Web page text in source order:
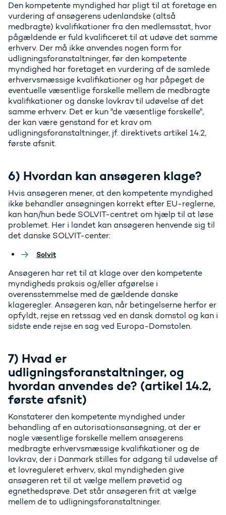
Den kompetente myndighed har pligt til at foretage en
vurdering af ansøgerens udenlandske (altså
medbragte) kvalifikationer fra den medlemsstat, hvor
pågældende er fuld kvalificeret til at udøve det samme
erhverv. Der må ikke anvendes nogen form for
udligningsforanstaltninger, før den kompetente
myndighed har foretaget en vurdering af de samlede
erhvervsmæssige kvalifikationer og har påpeget de
eventuelle væsentlige forskelle mellem de medbragte
kvalifikationer og danske lovkrav til udøvelse af det
samme erhverv. Det er kun "de væsentlige forskelle",
der kan være genstand for et krav om
udligningsforanstaltninger, jf. direktivets artikel 14.2,
første afsnit.
6) Hvordan kan ansøgeren klage?
Hvis ansøgeren mener, at den kompetente myndighed
ikke behandler ansøgningen korrekt efter EU-reglerne,
kan han/hun bede SOLVIT-centret om hjælp til at løse
problemet. Her i landet kan ansøgeren henvende sig til
det danske SOLVIT-center:
Solvit
Ansøgeren har ret til at klage over den kompetente
myndigheds praksis og/eller afgørelse i
overensstemmelse med de gældende danske
klageregler. Ansøgeren kan, når betingelserne herfor er
opfyldt, rejse en retssag ved en dansk domstol og kan i
sidste ende rejse en sag ved Europa-Domstolen.
7) Hvad er
udligningsforanstaltninger, og
hvordan anvendes de? (artikel 14.2,
første afsnit)
Konstaterer den kompetente myndighed under
behandling af en autorisationsansøgning, at der er
nogle væsentlige forskelle mellem ansøgerens
medbragte erhvervsmæssige kvalifikationer og de
lovkrav, der i Danmark stilles for adgang til udøvelse af
et lovreguleret erhverv, skal myndigheden give
ansøgeren ret til at vælge mellem prøvetid og
egnethedsprøve. Det står ansøgeren frit at vælge
mellem de to udligningsforanstaltninger.